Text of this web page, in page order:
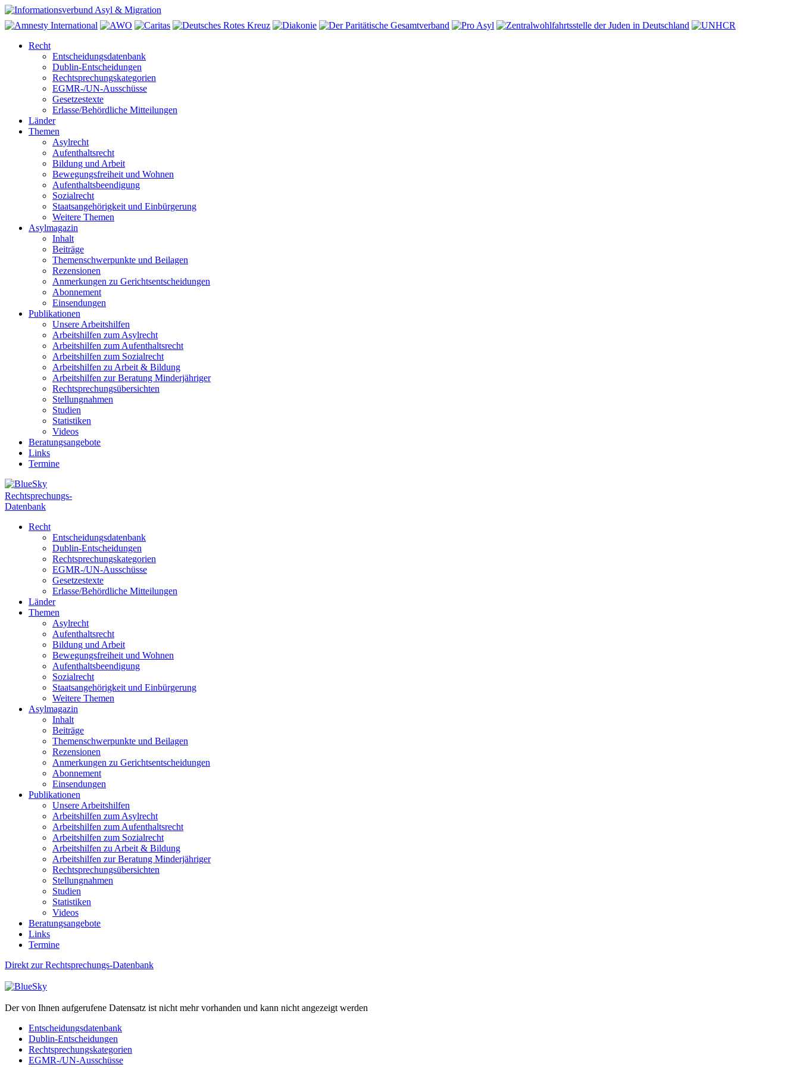
Recht
Entscheidungsdatenbank
Dublin-Entscheidungen
Rechtsprechungskategorien
EGMR-/UN-Ausschüsse
Gesetzestexte
Erlasse/Behördliche Mitteilungen
Länder
Themen
Asylrecht
Aufenthaltsrecht
Bildung und Arbeit
Bewegungsfreiheit und Wohnen
Aufenthaltsbeendigung
Sozialrecht
Staatsangehörigkeit und Einbürgerung
Weitere Themen
Asylmagazin
Inhalt
Beiträge
Themenschwerpunkte und Beilagen
Rezensionen
Anmerkungen zu Gerichtsentscheidungen
Abonnement
Einsendungen
Publikationen
Unsere Arbeitshilfen
Arbeitshilfen zum Asylrecht
Arbeitshilfen zum Aufenthaltsrecht
Arbeitshilfen zum Sozialrecht
Arbeitshilfen zu Arbeit & Bildung
Arbeitshilfen zur Beratung Minderjähriger
Rechtsprechungsübersichten
Stellungnahmen
Studien
Statistiken
Videos
Beratungsangebote
Links
Termine
Rechtsprechungs-
Datenbank
Recht
Entscheidungsdatenbank
Dublin-Entscheidungen
Rechtsprechungskategorien
EGMR-/UN-Ausschüsse
Gesetzestexte
Erlasse/Behördliche Mitteilungen
Länder
Themen
Asylrecht
Aufenthaltsrecht
Bildung und Arbeit
Bewegungsfreiheit und Wohnen
Aufenthaltsbeendigung
Sozialrecht
Staatsangehörigkeit und Einbürgerung
Weitere Themen
Asylmagazin
Inhalt
Beiträge
Themenschwerpunkte und Beilagen
Rezensionen
Anmerkungen zu Gerichtsentscheidungen
Abonnement
Einsendungen
Publikationen
Unsere Arbeitshilfen
Arbeitshilfen zum Asylrecht
Arbeitshilfen zum Aufenthaltsrecht
Arbeitshilfen zum Sozialrecht
Arbeitshilfen zu Arbeit & Bildung
Arbeitshilfen zur Beratung Minderjähriger
Rechtsprechungsübersichten
Stellungnahmen
Studien
Statistiken
Videos
Beratungsangebote
Links
Termine
Direkt zur Rechtsprechungs-Datenbank
Der von Ihnen aufgerufene Datensatz ist nicht mehr vorhanden und kann nicht angezeigt werden
Entscheidungsdatenbank
Dublin-Entscheidungen
Rechtsprechungskategorien
EGMR-/UN-Ausschüsse